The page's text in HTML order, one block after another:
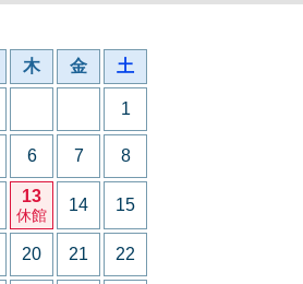
木 金 土
1
6 7 8
13
休館
14 15
20 21 22